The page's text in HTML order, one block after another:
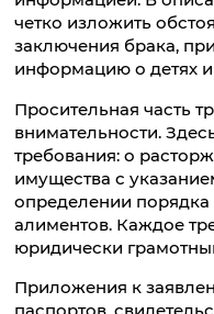
четко изложить
заключения брака,
информацию о детях
Просительная часть
внимательности.
требования: о
имущества с
определении
алиментов. Каждое
юридически
Приложения к